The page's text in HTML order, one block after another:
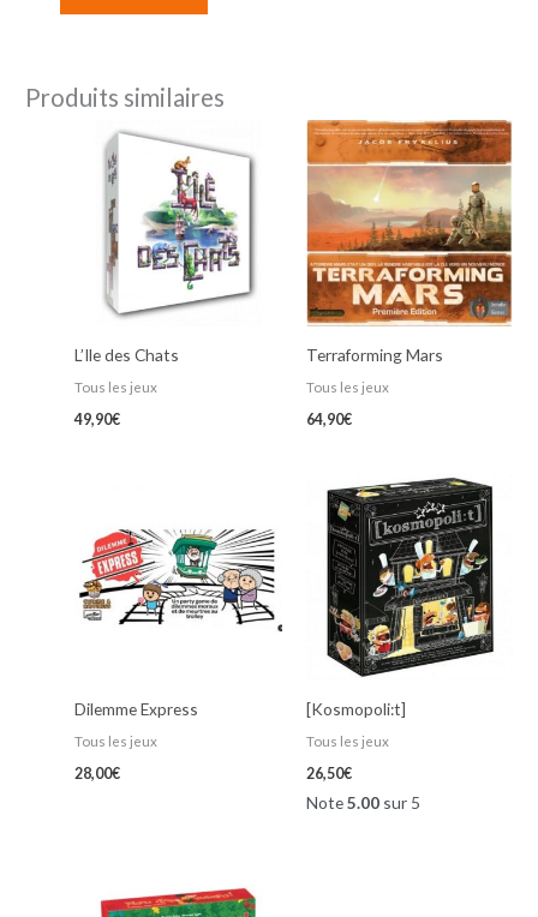
Produits similaires
L’Ile des Chats
Tous les jeux
49,90€
Terraforming Mars
Tous les jeux
64,90€
Dilemme Express
Tous les jeux
28,00€
[Kosmopoli:t]
Tous les jeux
26,50€
Note5.00sur 5